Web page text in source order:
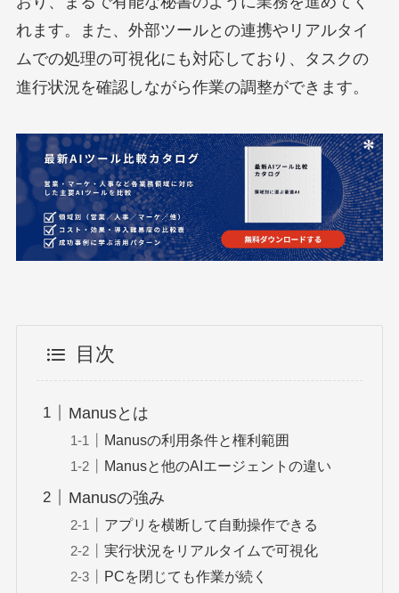
れます。また、外部ツールとの連携やリアルタイ
ムでの処理の可視化にも対応しており、タスクの
進行状況を確認しながら作業の調整ができます。
目次
Manusとは
Manusの利用条件と権利範囲
Manusと他のAIエージェントの違い
Manusの強み
アプリを横断して自動操作できる
実行状況をリアルタイムで可視化
PCを閉じても作業が続く